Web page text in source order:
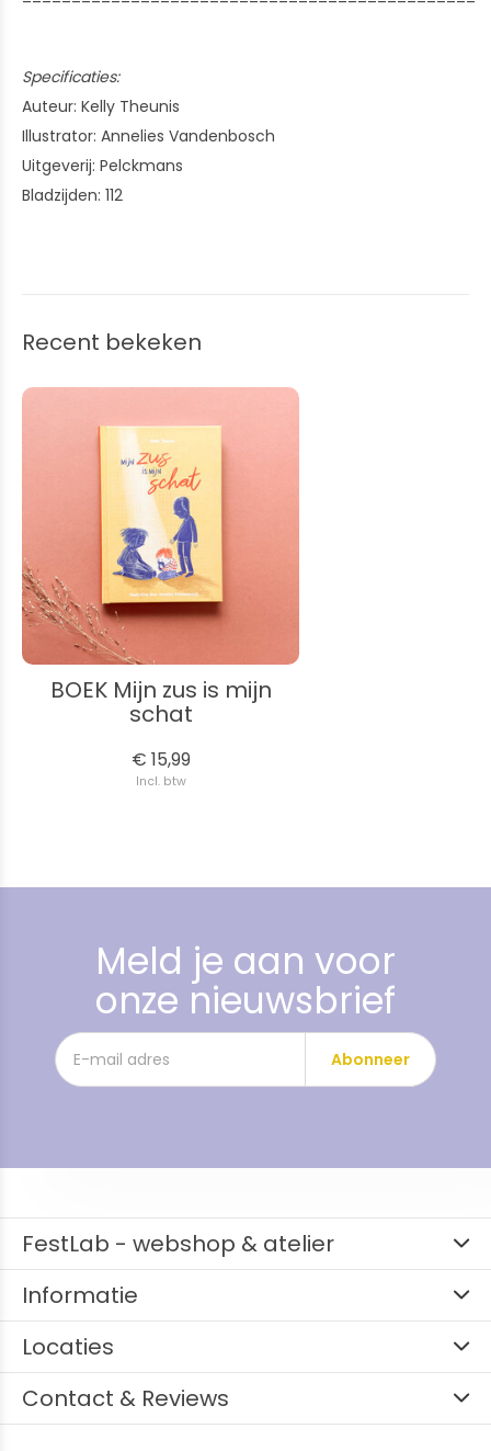
Specificaties:
Auteur: Kelly Theunis
Illustrator: Annelies Vandenbosch
Uitgeverij: Pelckmans
Bladzijden: 112
Recent bekeken
BOEK Mijn zus is mijn
schat
€ 15,99
Incl. btw
Meld je aan voor
onze nieuwsbrief
Abonneer
FestLab - webshop & atelier
Informatie
Locaties
Contact & Reviews